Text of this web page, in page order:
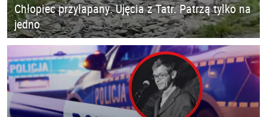
Chłopiec przyłapany. Ujęcia z Tatr. Patrzą tylko na
jedno